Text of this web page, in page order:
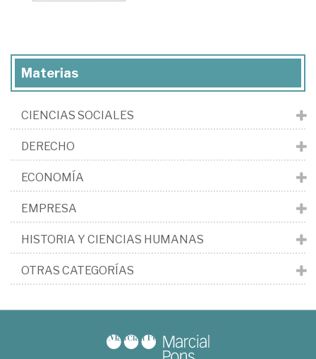
Materias
CIENCIAS SOCIALES
DERECHO
ECONOMÍA
EMPRESA
HISTORIA Y CIENCIAS HUMANAS
OTRAS CATEGORÍAS